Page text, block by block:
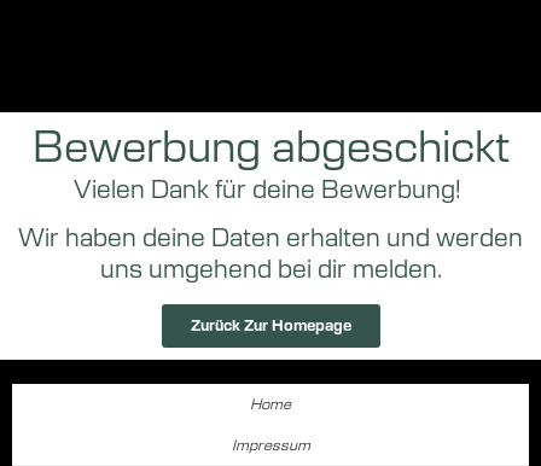
Bewerbung abgeschickt
Vielen Dank für deine Bewerbung!
Wir haben deine Daten erhalten und werden
uns umgehend bei dir melden.
Zurück Zur Homepage
Home
Impressum